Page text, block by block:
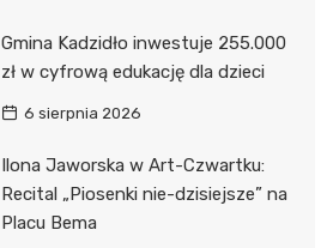
Gmina Kadzidło inwestuje 255.000
zł w cyfrową edukację dla dzieci
6 sierpnia 2026
Ilona Jaworska w Art-Czwartku:
Recital „Piosenki nie-dzisiejsze” na
Placu Bema